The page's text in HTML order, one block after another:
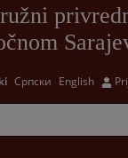
Српски English